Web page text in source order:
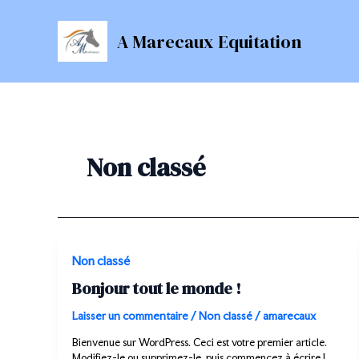
A Marecaux Equitation
Non classé
Non classé
Bonjour tout le monde !
Laisser un commentaire /Non classé /amarecaux
Bienvenue sur WordPress. Ceci est votre premier article.